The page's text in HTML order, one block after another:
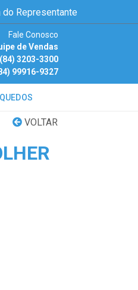
do Representante
Fale Conosco
de Vendas
(84) 3203-3300
99916-9327
VOLTAR